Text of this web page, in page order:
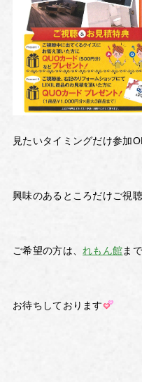
見たいタイミングだけ参加
興味のあるところだけご視
ご希望の方は、れもん館ま
お待ちしております